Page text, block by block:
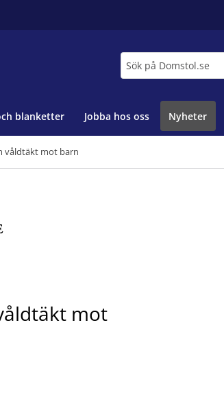
blanketter Jobba hos oss Nyheter
våldtäkt mot barn
mot